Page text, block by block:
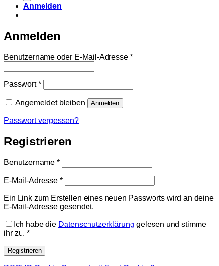
Anmelden
Anmelden
Benutzername oder E-Mail-Adresse *Erforderlich
Passwort*Erforderlich
Angemeldet bleiben Anmelden
Passwort vergessen?
Registrieren
Benutzername *Erforderlich
E-Mail-Adresse *Erforderlich
Ein Link zum Erstellen eines neuen Passworts wird an deine
E-Mail-Adresse gesendet.
Ich habe die Datenschutzerklärung gelesen und stimme
ihr zu. *
Registrieren